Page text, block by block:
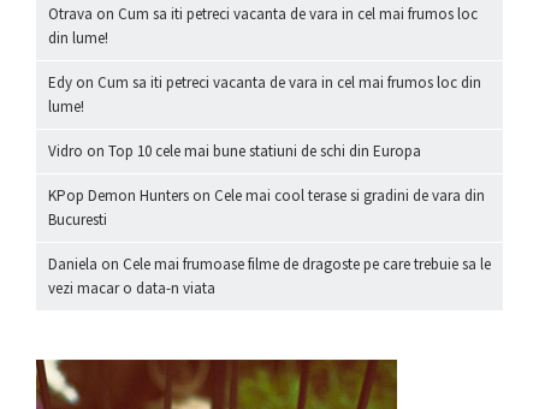
Otrava on Cum sa iti petreci vacanta de vara in cel mai frumos loc
din lume!
Edy on Cum sa iti petreci vacanta de vara in cel mai frumos loc din
lume!
Vidro on Top 10 cele mai bune statiuni de schi din Europa
KPop Demon Hunters on Cele mai cool terase si gradini de vara din
Bucuresti
Daniela on Cele mai frumoase filme de dragoste pe care trebuie sa le
vezi macar o data-n viata